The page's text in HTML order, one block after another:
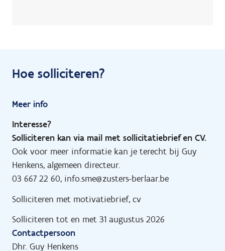
Hoe solliciteren?
Meer info
Interesse?
Solliciteren kan via mail met sollicitatiebrief en CV.
Ook voor meer informatie kan je terecht bij Guy
Henkens, algemeen directeur.
03 667 22 60, info.sme@zusters-berlaar.be
Solliciteren met motivatiebrief, cv
Solliciteren tot en met 31 augustus 2026
Contactpersoon
Dhr. Guy Henkens